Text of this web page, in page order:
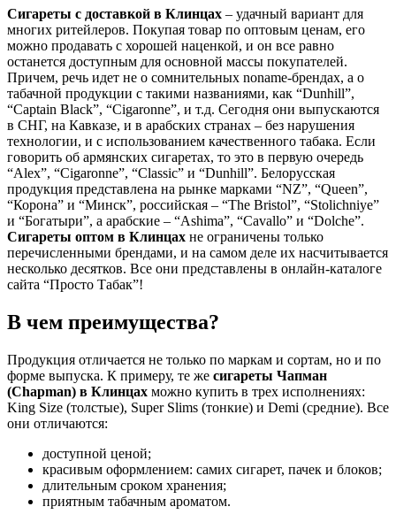
Сигареты с доставкой в Клинцах – удачный вариант для
многих ритейлеров. Покупая товар по оптовым ценам, его
можно продавать с хорошей наценкой, и он все равно
останется доступным для основной массы покупателей.
Причем, речь идет не о сомнительных noname-брендах, а о
табачной продукции с такими названиями, как “Dunhill”,
“Captain Black”, “Cigaronne”, и т.д. Сегодня они выпускаются
в СНГ, на Кавказе, и в арабских странах – без нарушения
технологии, и с использованием качественного табака. Если
говорить об армянских сигаретах, то это в первую очередь
“Alex”, “Cigaronne”, “Classic” и “Dunhill”. Белорусская
продукция представлена на рынке марками “NZ”, “Queen”,
“Корона” и “Минск”, российская – “The Bristol”, “Stolichniye”
и “Богатыри”, а арабские – “Ashima”, “Cavallo” и “Dolche”.
Сигареты оптом в Клинцах не ограничены только
перечисленными брендами, и на самом деле их насчитывается
несколько десятков. Все они представлены в онлайн-каталоге
сайта “Просто Табак”!
В чем преимущества?
Продукция отличается не только по маркам и сортам, но и по
форме выпуска. К примеру, те же сигареты Чапман
(Chapman) в Клинцах можно купить в трех исполнениях:
King Size (толстые), Super Slims (тонкие) и Demi (средние). Все
они отличаются:
доступной ценой;
красивым оформлением: самих сигарет, пачек и блоков;
длительным сроком хранения;
приятным табачным ароматом.